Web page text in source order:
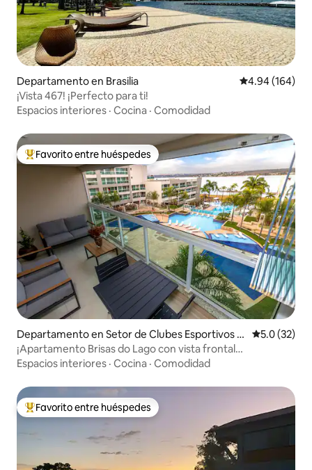
Departamento en Brasilia Calificación
4.94 (164)
¡Vista 467! ¡Perfecto para ti!
Espacios interiores · Cocina · Comodidad
De los mejores en Favorito entre huéspedes
Favorito entre huéspedes
Departamento en Setor de Clubes Esportivos S
ul
Calificación
5.0 (32)
¡Apartamento Brisas do Lago con vista frontal
panorámica!
Espacios interiores · Cocina · Comodidad
De los mejores en Favorito entre huéspedes
Favorito entre huéspedes